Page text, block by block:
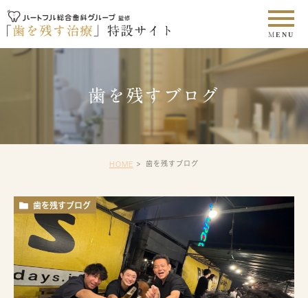
歯を残すブログ
HOME 歯を残すブログ
歯を残すブログ